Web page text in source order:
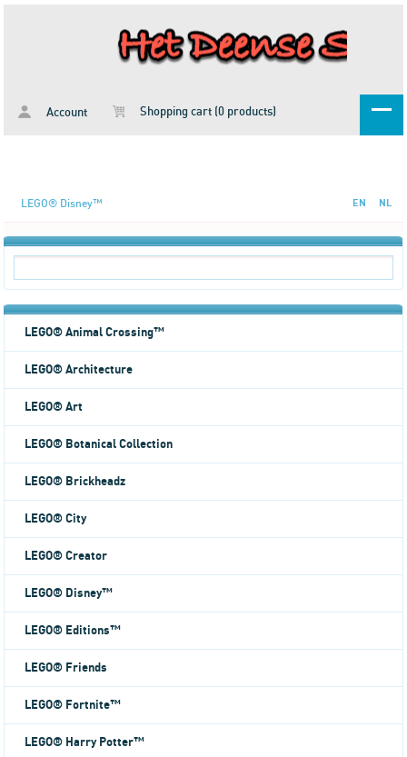
Account Shopping cart (0 products)
LEGO® Disney™ EN NL
LEGO® Animal Crossing™
LEGO® Architecture
LEGO® Art
LEGO® Botanical Collection
LEGO® Brickheadz
LEGO® City
LEGO® Creator
LEGO® Disney™
LEGO® Editions™
LEGO® Friends
LEGO® Fortnite™
LEGO® Harry Potter™